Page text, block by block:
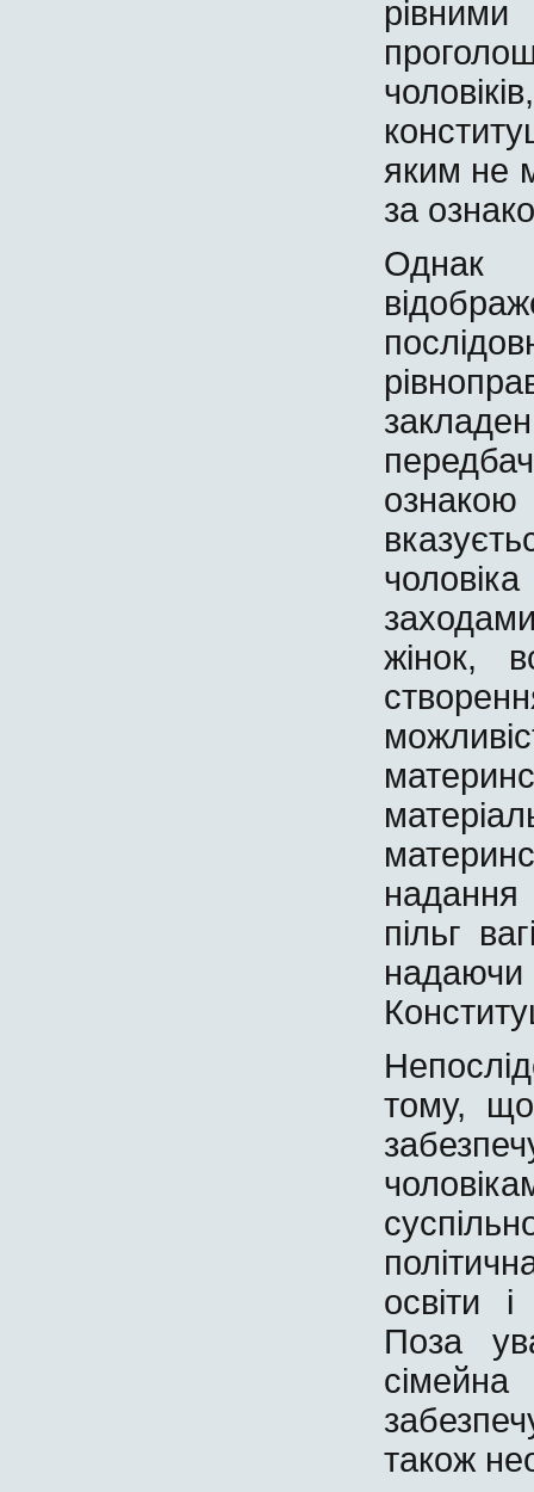
яким не
за
Однак
ознакою
жінок,
надання
пільг
тому, що
освіти
Поза
також